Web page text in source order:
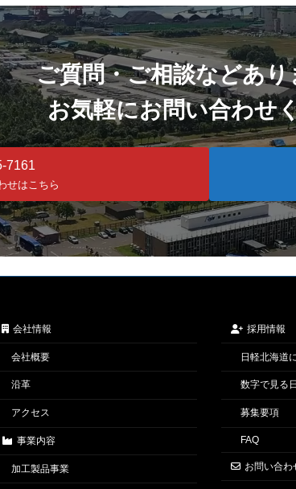
ご質問・ご相談などあ
お気軽にお問い合わせ
7161
せはこちら
会社情報
会社概要
沿革
アクセス
事業内容
加工製品事業
採用情報
日軽北海道
数字で見る
募集要項
FAQ
お問い合わ